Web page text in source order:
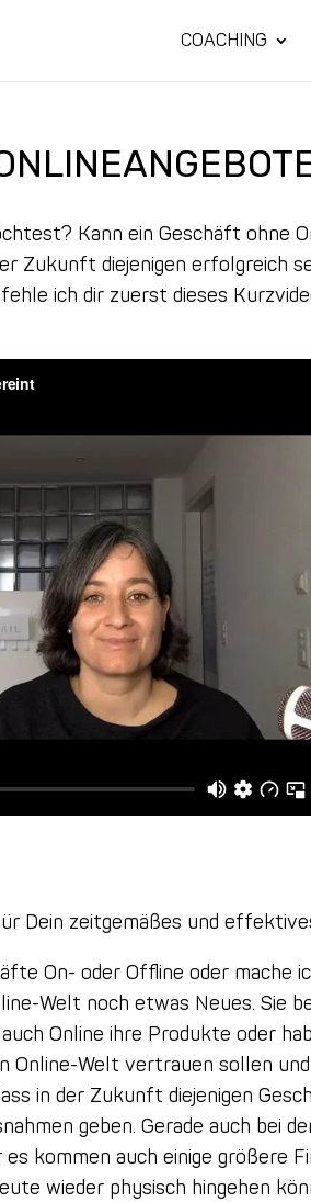
COACHING
Kann ein Geschäft ohne
Zukunft diejenigen erfolgreich
ich dir zuerst dieses
Dein zeitgemäßes und
On- oder Offline oder mache
Welt noch etwas Neues. Sie
Online ihre Produkte oder
Online-Welt vertrauen sollen
in der Zukunft diejenigen
geben. Gerade auch bei
kommen auch einige größere
wieder physisch hingehen